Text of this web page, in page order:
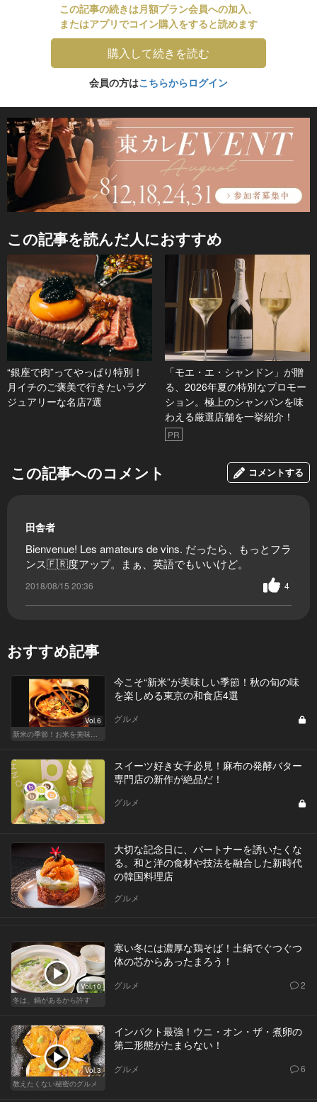
この記事の続きは月額プラン会員への加入、
またはアプリでコイン購入をすると読めます
購入して続きを読む
会員の方はこちらからログイン
この記事を読んだ人におすすめ
“銀座で肉”ってやっぱり特別！
月イチのご褒美で行きたいラグ
ジュアリーな名店7選
「モエ・エ・シャンドン」が贈
る、2026年夏の特別なプロモー
ション。極上のシャンパンを味
わえる厳選店舗を一挙紹介！
PR
この記事へのコメント コメントする
田舎者
Bienvenue! Les amateurs de vins. だったら、もっとフラ
ンス🇫🇷度アップ。まぁ、英語でもいいけど。
2018/08/15 20:36 4
おすすめ記事
Vol.6
新米の季節！お米を美味しく味わえる和食店
今こそ“新米”が美味しい季節！秋の旬の味
を楽しめる東京の和食店4選
グルメ
スイーツ好き女子必見！麻布の発酵バター
専門店の新作が絶品だ！
グルメ
大切な記念日に、パートナーを誘いたくな
る。和と洋の食材や技法を融合した新時代
の韓国料理店
グルメ
Vol.10
冬は、鍋があるから許す
寒い冬には濃厚な鶏そば！土鍋でぐつぐつ
体の芯からあったまろう！
グルメ 2
Vol.3
教えたくない秘密のグルメ
インパクト最強！ウニ・オン・ザ・煮卵の
第二形態がたまらない！
グルメ 6